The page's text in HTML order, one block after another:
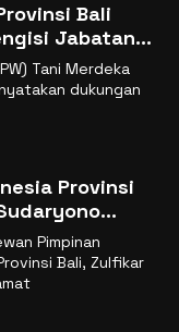
Bali
Jabatan
Tani Merdeka
dukungan
Provinsi
Pimpinan
Bali, Zulfikar